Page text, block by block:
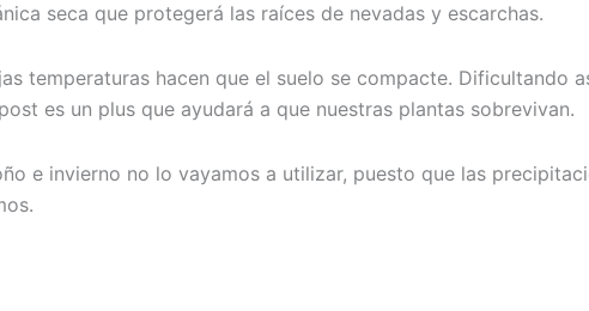
seca que protegerá las raíces de nevadas y escarchas.
temperaturas hacen que el suelo se compacte. Dificultando
es un plus que ayudará a que nuestras plantas sobrevivan.
e invierno no lo vayamos a utilizar, puesto que las